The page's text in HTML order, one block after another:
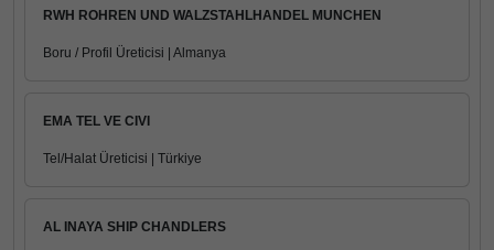
RWH ROHREN UND WALZSTAHLHANDEL MUNCHEN
Boru / Profil Üreticisi | Almanya
EMA TEL VE CIVI
Tel/Halat Üreticisi | Türkiye
AL INAYA SHIP CHANDLERS